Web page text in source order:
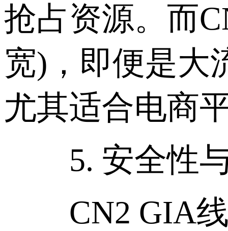
抢占资源。而
宽)，即便是大
尤其适合电商
5. 安全性与
CN2 GIA线